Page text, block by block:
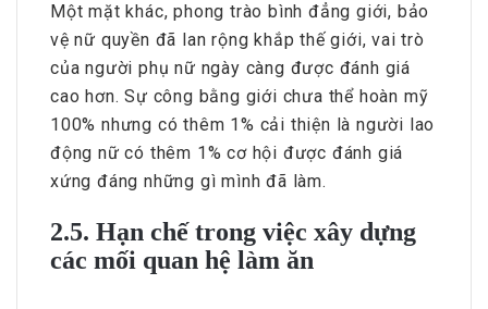
Một mặt khác, phong trào bình đẳng giới, bảo
vệ nữ quyền đã lan rộng khắp thế giới, vai trò
của người phụ nữ ngày càng được đánh giá
cao hơn. Sự công bằng giới chưa thể hoàn mỹ
100% nhưng có thêm 1% cải thiện là người lao
động nữ có thêm 1% cơ hội được đánh giá
xứng đáng những gì mình đã làm.
2.5. Hạn chế trong việc xây dựng
các mối quan hệ làm ăn